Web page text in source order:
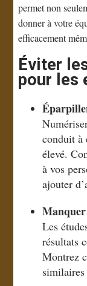
permet non
donner à votre
efficacement
Éviter
pour les
conduit à
élevé.
à vos
ajouter
Les
résultats
Montrez